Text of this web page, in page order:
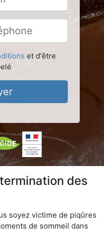
et d'être
des
soyez victime de piqûres
de sommeil dans